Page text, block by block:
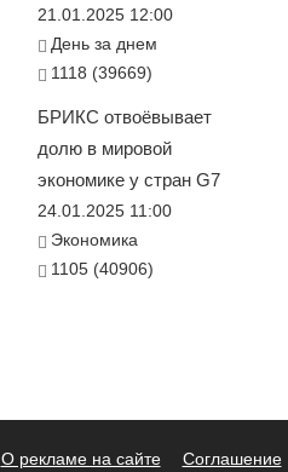
21.01.2025 12:00
День за днем
1118 (39669)
БРИКС отвоёвывает
долю в мировой
экономике у стран G7
24.01.2025 11:00
Экономика
1105 (40906)
О рекламе на сайте Соглашение